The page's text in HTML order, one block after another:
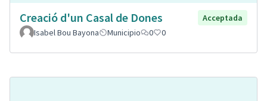
Creació d'un Casal de Dones
Acceptada
Isabel Bou Bayona
Municipio 0 0